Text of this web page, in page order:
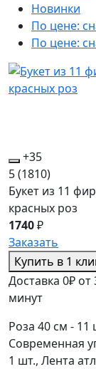
Новинки
По цене:
По цене:
+35
5(1810)
Букет из 11
красных роз
1740₽
Заказать
Купить в 1
Доставка 0₽ от
минут
Роза 40 см - 11
Современная
1 шт., Лента